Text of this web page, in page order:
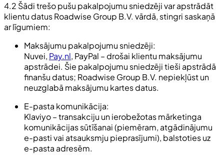
4.2 Šādi trešo pušu pakalpojumu sniedzēji var apstrādāt
klientu datus Roadwise Group B.V. vārdā, stingri saskaņā
ar līgumiem:
Maksājumu pakalpojumu sniedzēji:
Nuvei, Pay.nl, PayPal – drošai klientu maksājumu
apstrādei. Šie pakalpojumu sniedzēji tieši apstrādā
finanšu datus; Roadwise Group B.V. nepiekļūst un
neuzglabā maksājumu kartes datus.
E-pasta komunikācija:
Klaviyo – transakciju un ierobežotas mārketinga
komunikācijas sūtīšanai (piemēram, atgādinājumu
e-pasti vai atsauksmju pieprasījumi), balstoties uz
e-pasta adresēm.